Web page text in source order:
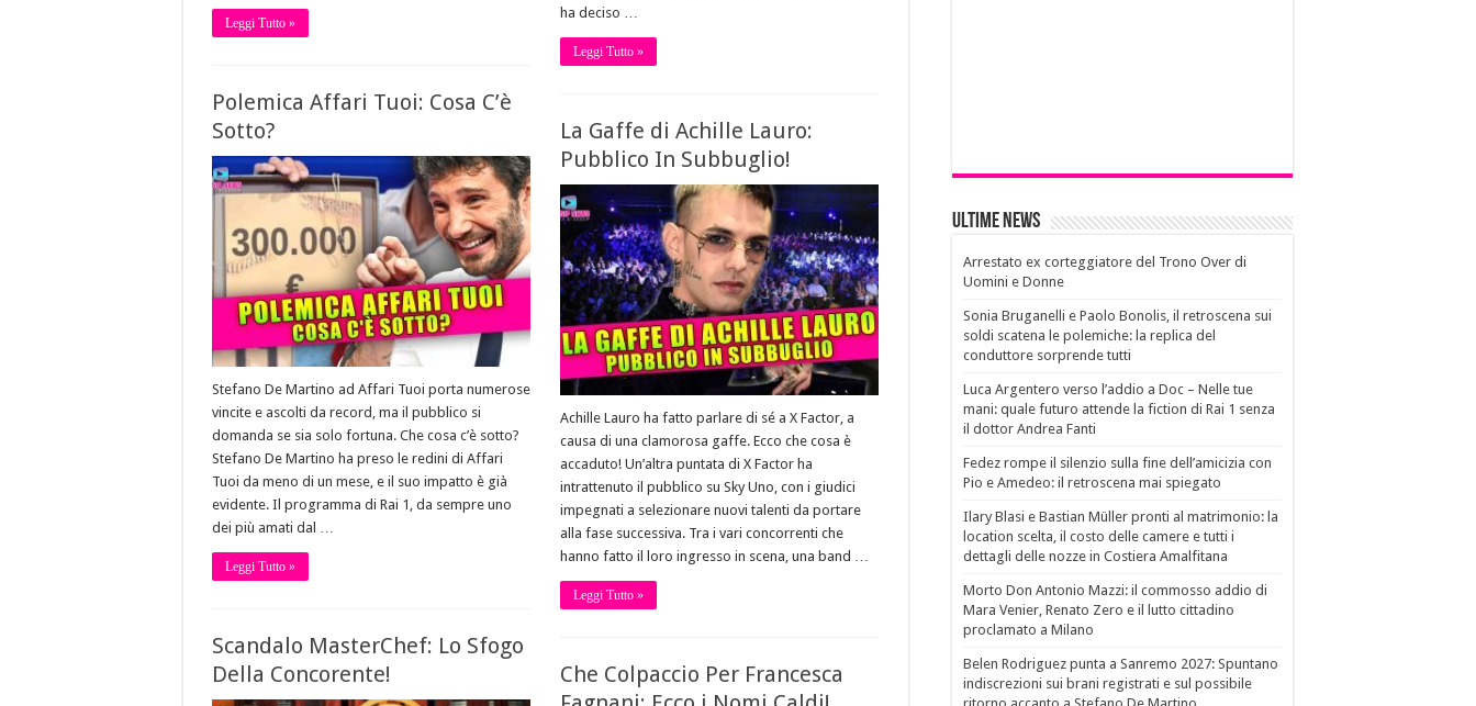
Leggi Tutto »
ha deciso …
Leggi Tutto »
Polemica Affari Tuoi: Cosa C’è
Sotto?
Stefano De Martino ad Affari Tuoi porta numerose
vincite e ascolti da record, ma il pubblico si
domanda se sia solo fortuna. Che cosa c’è sotto?
Stefano De Martino ha preso le redini di Affari
Tuoi da meno di un mese, e il suo impatto è già
evidente. Il programma di Rai 1, da sempre uno
dei più amati dal …
Leggi Tutto »
La Gaffe di Achille Lauro:
Pubblico In Subbuglio!
Achille Lauro ha fatto parlare di sé a X Factor, a
causa di una clamorosa gaffe. Ecco che cosa è
accaduto! Un’altra puntata di X Factor ha
intrattenuto il pubblico su Sky Uno, con i giudici
impegnati a selezionare nuovi talenti da portare
alla fase successiva. Tra i vari concorrenti che
hanno fatto il loro ingresso in scena, una band …
Leggi Tutto »
Scandalo MasterChef: Lo Sfogo
Della Concorente!
Che Colpaccio Per Francesca
Ultime News
Arrestato ex corteggiatore del Trono Over di
Uomini e Donne
Sonia Bruganelli e Paolo Bonolis, il retroscena sui
soldi scatena le polemiche: la replica del
conduttore sorprende tutti
Luca Argentero verso l’addio a Doc – Nelle tue
mani: quale futuro attende la fiction di Rai 1 senza
il dottor Andrea Fanti
Fedez rompe il silenzio sulla fine dell’amicizia con
Pio e Amedeo: il retroscena mai spiegato
Ilary Blasi e Bastian Müller pronti al matrimonio: la
location scelta, il costo delle camere e tutti i
dettagli delle nozze in Costiera Amalfitana
Morto Don Antonio Mazzi: il commosso addio di
Mara Venier, Renato Zero e il lutto cittadino
proclamato a Milano
Belen Rodriguez punta a Sanremo 2027: Spuntano
indiscrezioni sui brani registrati e sul possibile